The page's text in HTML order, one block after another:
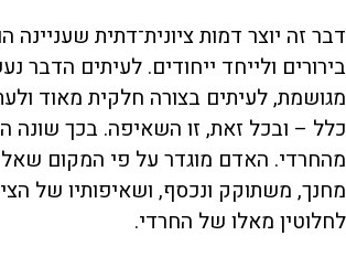
דבר זה יוצר דמות ציונית־דתית
בירורים ולייחד ייחודים. לעיתים הדבר
מגושמת, לעיתים בצורה חלקית מאוד
כלל – ובכל זאת, זו השאיפה. בכך שונה
מהחרדי. האדם מוגדר על פי המקום
מחנך, משתוקק ונכסף, ושאיפותיו של
לחלוטין מאלו של החרדי.